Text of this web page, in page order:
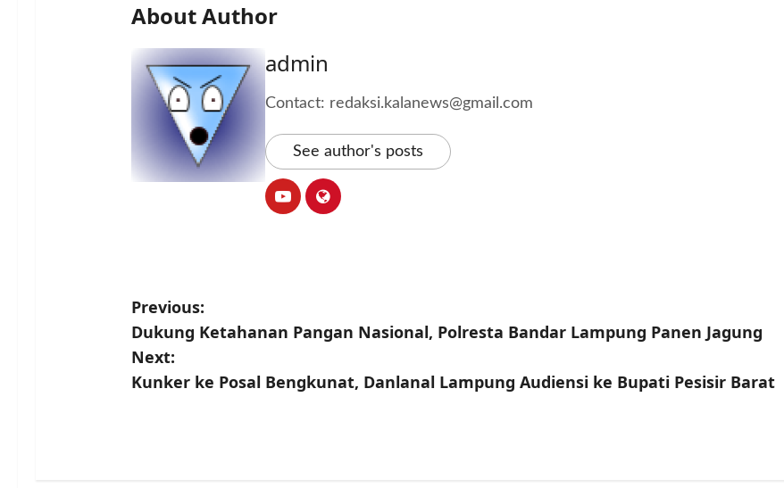
About Author
admin
Contact: redaksi.kalanews@gmail.com
See author's posts
P
o
s
Previous:
Dukung Ketahanan Pangan Nasional, Polresta Bandar Lampung Panen Jagung
Next:
Kunker ke Posal Bengkunat, Danlanal Lampung Audiensi ke Bupati Pesisir Barat